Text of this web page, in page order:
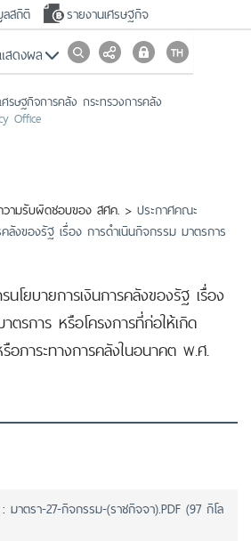
สถิติ รายงานเศรษฐกิจ
สดงผล
รษฐกิจการคลัง กระทรวงการคลัง
Office
ามรับผิดชอบของ สศค. > ประกาศคณะ
ลังของรัฐ เรื่อง การดําเนินกิจกรรม มาตรการ
โยบายการเงินการคลังของรัฐ เรื่อง
ตรการ หรือโครงการที่ก่อให้เกิด
อภาระทางการคลังในอนาคต พ.ศ.
มาตรา-27-กิจกรรม-(ราชกิจจา).PDF (97 กิโล